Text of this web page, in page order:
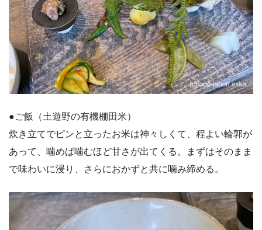
●ご飯（土遊野の有機棚田米）
炊き立てでピンと立ったお米は神々しくて、程よい輪郭が
あって、噛めば噛むほど甘さが出てくる。まずはそのまま
で味わいに浸り、さらにおかずと共に噛み締める。